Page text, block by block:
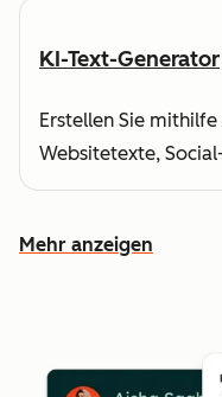
KI-Text-Generator
Erstellen Sie
Websitetexte,
Mehr anzeigen
Weitere Funktionen